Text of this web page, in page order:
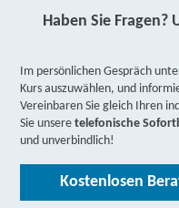
Haben Sie Fragen?
Im persönlichen Gespräch
Kurs auszuwählen, und
Vereinbaren Sie gleich Ihren
Sie unseretelefonische
und unverbindlich!
Kostenlosen